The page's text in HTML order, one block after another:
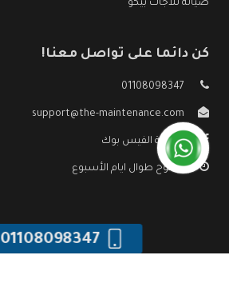
صيانة ثلاجات بيكو
كن دائما على تواصل معنا!
01108098347
support@the-maintenance.com
صفحة الفيس بوك
مفتوح طوال ايام الأسبوع
01108098347